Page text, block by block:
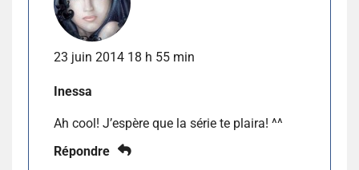
23 juin 2014 18 h 55 min
Inessa
Ah cool! J’espère que la série te plaira! ^^
Répondre